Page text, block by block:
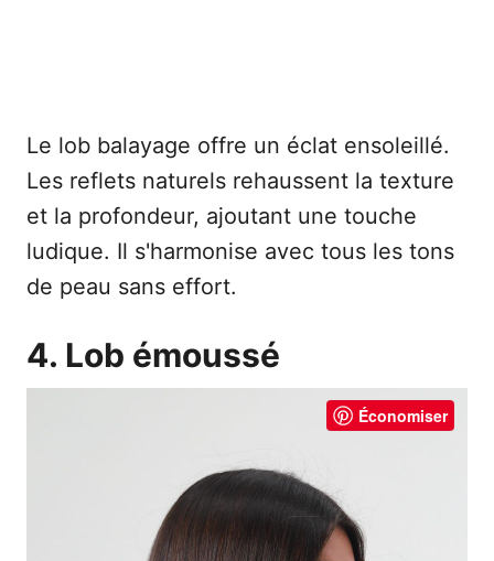
Le lob balayage offre un éclat ensoleillé.
Les reflets naturels rehaussent la texture
et la profondeur, ajoutant une touche
ludique. Il s'harmonise avec tous les tons
de peau sans effort.
4. Lob émoussé
Économiser